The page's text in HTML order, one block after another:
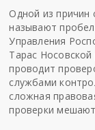
Одной из причин
называют
Управления
Тарас Носовской
проводит
службами
сложная
проверки